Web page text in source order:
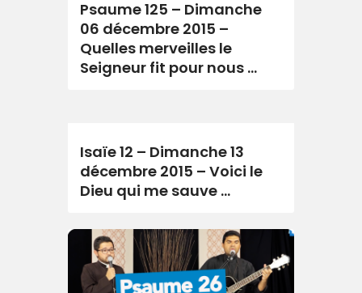
Psaume 125 – Dimanche
06 décembre 2015 –
Quelles merveilles le
Seigneur fit pour nous …
Isaïe 12 – Dimanche 13
décembre 2015 – Voici le
Dieu qui me sauve …